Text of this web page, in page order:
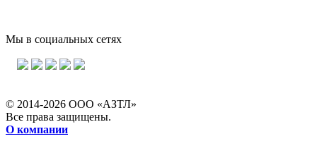
Мы в социальных сетях
© 2014-2026 ООО «АЗТЛ»
Все права защищены.
О компании